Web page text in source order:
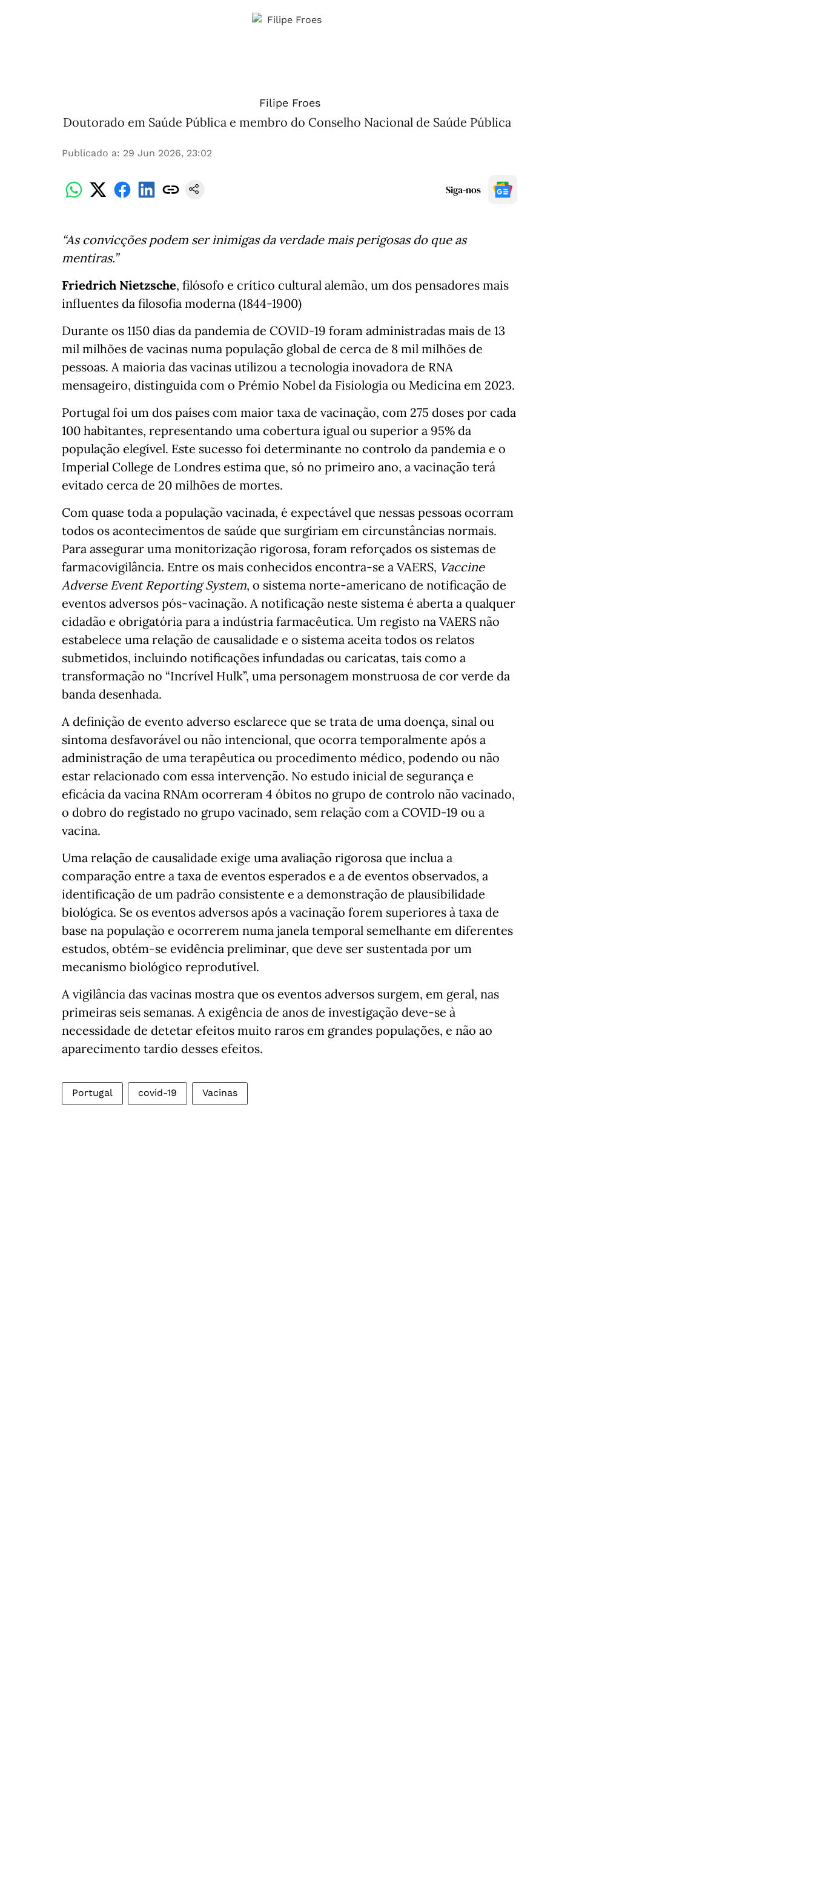
Filipe Froes
Doutorado em Saúde Pública e membro do Conselho Nacional de Saúde Pública
Publicado a: 29 Jun 2026, 23:02
Siga-nos
“As convicções podem ser inimigas da verdade mais perigosas do que as
mentiras.”
Friedrich Nietzsche, filósofo e crítico cultural alemão, um dos pensadores mais
influentes da filosofia moderna (1844-1900)
Durante os 1150 dias da pandemia de COVID-19 foram administradas mais de 13
mil milhões de vacinas numa população global de cerca de 8 mil milhões de
pessoas. A maioria das vacinas utilizou a tecnologia inovadora de RNA
mensageiro, distinguida com o Prémio Nobel da Fisiologia ou Medicina em 2023.
Portugal foi um dos países com maior taxa de vacinação, com 275 doses por cada
100 habitantes, representando uma cobertura igual ou superior a 95% da
população elegível. Este sucesso foi determinante no controlo da pandemia e o
Imperial College de Londres estima que, só no primeiro ano, a vacinação terá
evitado cerca de 20 milhões de mortes.
Com quase toda a população vacinada, é expectável que nessas pessoas ocorram
todos os acontecimentos de saúde que surgiriam em circunstâncias normais.
Para assegurar uma monitorização rigorosa, foram reforçados os sistemas de
farmacovigilância. Entre os mais conhecidos encontra-se a VAERS, Vaccine
Adverse Event Reporting System, o sistema norte-americano de notificação de
eventos adversos pós-vacinação. A notificação neste sistema é aberta a qualquer
cidadão e obrigatória para a indústria farmacêutica. Um registo na VAERS não
estabelece uma relação de causalidade e o sistema aceita todos os relatos
submetidos, incluindo notificações infundadas ou caricatas, tais como a
transformação no “Incrível Hulk”, uma personagem monstruosa de cor verde da
banda desenhada.
A definição de evento adverso esclarece que se trata de uma doença, sinal ou
sintoma desfavorável ou não intencional, que ocorra temporalmente após a
administração de uma terapêutica ou procedimento médico, podendo ou não
estar relacionado com essa intervenção. No estudo inicial de segurança e
eficácia da vacina RNAm ocorreram 4 óbitos no grupo de controlo não vacinado,
o dobro do registado no grupo vacinado, sem relação com a COVID-19 ou a
vacina.
Uma relação de causalidade exige uma avaliação rigorosa que inclua a
comparação entre a taxa de eventos esperados e a de eventos observados, a
identificação de um padrão consistente e a demonstração de plausibilidade
biológica. Se os eventos adversos após a vacinação forem superiores à taxa de
base na população e ocorrerem numa janela temporal semelhante em diferentes
estudos, obtém‑se evidência preliminar, que deve ser sustentada por um
mecanismo biológico reprodutível.
A vigilância das vacinas mostra que os eventos adversos surgem, em geral, nas
primeiras seis semanas. A exigência de anos de investigação deve‑se à
necessidade de detetar efeitos muito raros em grandes populações, e não ao
aparecimento tardio desses efeitos.
Portugal covid-19 Vacinas